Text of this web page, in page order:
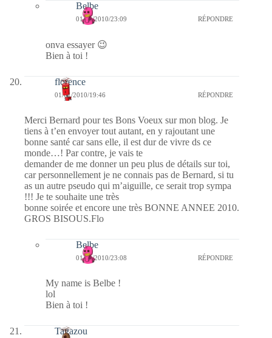
Belbe
01/01/2010/23:09 RÉPONDRE
onva essayer 😉
Bien à toi !
florence
01/01/2010/19:46 RÉPONDRE
Merci Bernard pour tes Bons Voeux sur mon blog. Je
tiens à t’en envoyer tout autant, en y rajoutant une
bonne santé car sans elle, il est dur de vivre ds ce
monde…! Par contre, je vais te
demander de me donner un peu plus de détails sur toi,
car personnellement je ne connais pas de Bernard, si tu
as un autre pseudo qui m’aiguille, ce serait trop sympa
!!! Je te souhaite une très
bonne soirée et encore une très BONNE ANNEE 2010.
GROS BISOUS.Flo
Belbe
01/01/2010/23:08 RÉPONDRE
My name is Belbe !
lol
Bien à toi !
Tagazou